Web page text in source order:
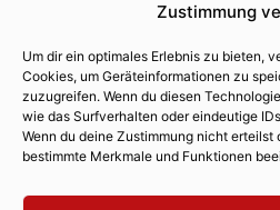
Zustimmung
Um dir ein optimales Erlebnis zu bieten,
Cookies, um Geräteinformationen zu
zuzugreifen. Wenn du diesen
wie das Surfverhalten oder eindeutige
Wenn du deine Zustimmung nicht
bestimmte Merkmale und Funktionen